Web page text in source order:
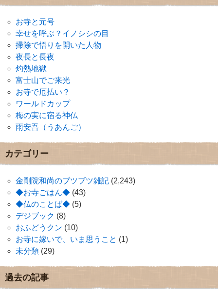
お寺と元号
幸せを呼ぶ？イノシシの目
掃除で悟りを開いた人物
夜長と長夜
灼熱地獄
富士山でご来光
お寺で厄払い？
ワールドカップ
梅の実に宿る神仏
雨安吾（うあんご）
カテゴリー
金剛院和尚のブツブツ雑記 (2,243)
◆お寺ごはん◆ (43)
◆仏のことば◆ (5)
デジブック (8)
おふどうクン (10)
お寺に嫁いで、いま思うこと (1)
未分類 (29)
過去の記事